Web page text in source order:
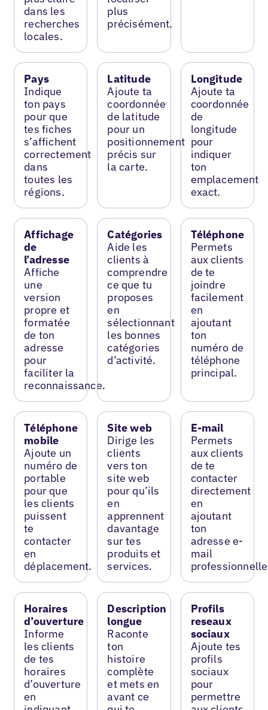
dans les
recherches
locales.
plus
précisément.
Pays
Indique
ton pays
pour que
tes fiches
s’affichent
correctement
dans
toutes les
régions.
Latitude
Ajoute ta
coordonnée
de latitude
pour un
positionnement
précis sur
la carte.
Longitude
Ajoute ta
coordonnée
de
longitude
pour
indiquer
ton
emplacement
exact.
Affichage
de
l’adresse
Affiche
une
version
propre et
formatée
de ton
adresse
pour
faciliter la
reconnaissance.
Catégories
Aide les
clients à
comprendre
ce que tu
proposes
en
sélectionnant
les bonnes
catégories
d’activité.
Téléphone
Permets
aux clients
de te
joindre
facilement
en
ajoutant
ton
numéro de
téléphone
principal.
Téléphone
mobile
Ajoute un
numéro de
portable
pour que
les clients
puissent
te
contacter
en
déplacement.
Site web
Dirige les
clients
vers ton
site web
pour qu’ils
en
apprennent
davantage
sur tes
produits et
services.
E-mail
Permets
aux clients
de te
contacter
directement
en
ajoutant
ton
adresse e-
mail
Horaires
d’ouverture
Informe
les clients
de tes
horaires
d’ouverture
en
Description
longue
Raconte
ton
histoire
complète
et mets en
avant ce
Profils
reseaux
sociaux
Ajoute tes
profils
sociaux
pour
permettre